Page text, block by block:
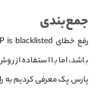
جمع‌بندی
باشد، اما با استفاده از
پارس پک معرفی کردیم به